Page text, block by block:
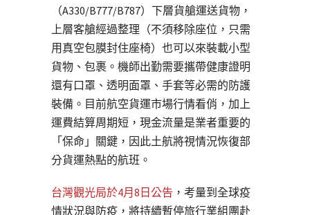
（A330/B777/B787）下層貨艙運送貨物，
上層客艙經過整理（不須移除座位，只需
用真空包膜封住座椅）也可以來裝載小型
貨物、包裹。機師出勤需要攜帶健康證明
還有口罩、透明面罩、手套等必需的防護
裝備。目前航空貨運市場行情看俏，加上
運費結算周期短，現金流量是業者重要的
「保命」關鍵，因此土航將視情況恢復部
分貨運熱點的航班。
台灣觀光局於4月8日公告 ，考量到全球疫
情狀況與防疫，將持續暫停旅行業組團赴